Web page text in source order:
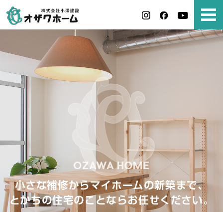
小さな補修からマイホームの新築まで、
とかちの住宅のことならお任せください。